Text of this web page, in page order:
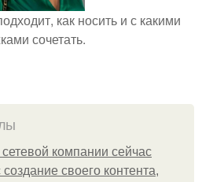
как носить и с какими
сочетать.
компании сейчас
своего контента,